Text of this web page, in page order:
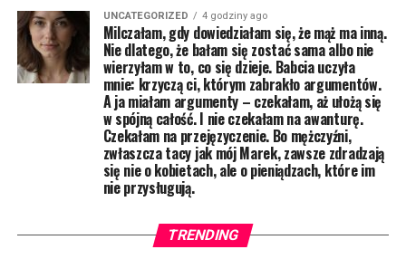
UNCATEGORIZED 4 godziny ago
Milczałam, gdy dowiedziałam się, że mąż ma inną.
Nie dlatego, że bałam się zostać sama albo nie
wierzyłam w to, co się dzieje. Babcia uczyła
mnie: krzyczą ci, którym zabrakło argumentów.
A ja miałam argumenty – czekałam, aż ułożą się
w spójną całość. I nie czekałam na awanturę.
Czekałam na przejęzyczenie. Bo mężczyźni,
zwłaszcza tacy jak mój Marek, zawsze zdradzają
się nie o kobietach, ale o pieniądzach, które im
nie przysługują.
TRENDING